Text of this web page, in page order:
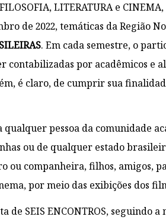
LITERATURA e
de 2022, temáticas da Região
. Em cada semestre, o
contabilizadas por acadêmicos e
é claro, de cumprir sua
qualquer pessoa da comunidade
ou de qualquer estado
ou companheira, filhos, amigos,
por meio das exibições dos
de SEIS ENCONTROS, seguindo